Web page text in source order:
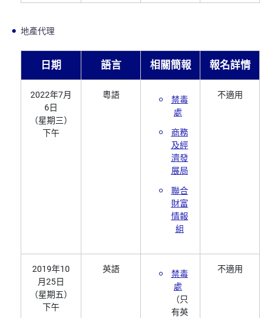
地產代理
日期 語言 相關簡報 報名詳情
2022年7月
6日
（星期三）
下午
粵語
禁毒
處
商務
及經
濟發
展局
聯合
財富
情報
組
不適用
2019年10
月25日
（星期五）
下午
英語
禁毒
處
（只
有英
不適用